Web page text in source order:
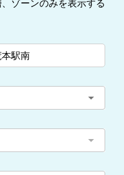
ゾーンのみを表示する
駅南
arrow_drop_down
arrow_drop_down